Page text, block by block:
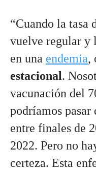
“Cuando la tasa
vuelve regular y
en una endemia,
estacional.
vacunación del
podríamos pasar
entre finales de
2022. Pero no
certeza. Esta